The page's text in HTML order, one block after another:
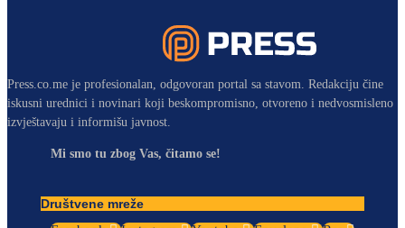
Press.co.me je profesionalan, odgovoran portal sa stavom. Redakciju čine
iskusni urednici i novinari koji beskompromisno, otvoreno i nedvosmisleno
izvještavaju i informišu javnost.
Mi smo tu zbog Vas, čitamo se!
Društvene mreže